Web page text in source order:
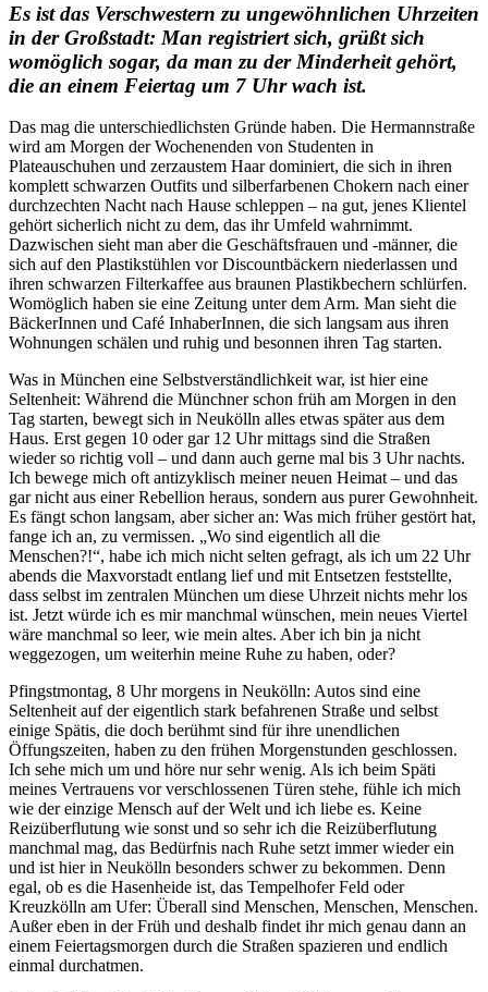
Es ist das Verschwestern zu ungewöhnlichen Uhrzeiten
in der Großstadt: Man registriert sich, grüßt sich
womöglich sogar, da man zu der Minderheit gehört,
die an einem Feiertag um 7 Uhr wach ist.
Das mag die unterschiedlichsten Gründe haben. Die Hermannstraße
wird am Morgen der Wochenenden von Studenten in
Plateauschuhen und zerzaustem Haar dominiert, die sich in ihren
komplett schwarzen Outfits und silberfarbenen Chokern nach einer
durchzechten Nacht nach Hause schleppen – na gut, jenes Klientel
gehört sicherlich nicht zu dem, das ihr Umfeld wahrnimmt.
Dazwischen sieht man aber die Geschäftsfrauen und -männer, die
sich auf den Plastikstühlen vor Discountbäckern niederlassen und
ihren schwarzen Filterkaffee aus braunen Plastikbechern schlürfen.
Womöglich haben sie eine Zeitung unter dem Arm. Man sieht die
BäckerInnen und Café InhaberInnen, die sich langsam aus ihren
Wohnungen schälen und ruhig und besonnen ihren Tag starten.
Was in München eine Selbstverständlichkeit war, ist hier eine
Seltenheit: Während die Münchner schon früh am Morgen in den
Tag starten, bewegt sich in Neukölln alles etwas später aus dem
Haus. Erst gegen 10 oder gar 12 Uhr mittags sind die Straßen
wieder so richtig voll – und dann auch gerne mal bis 3 Uhr nachts.
Ich bewege mich oft antizyklisch meiner neuen Heimat – und das
gar nicht aus einer Rebellion heraus, sondern aus purer Gewohnheit.
Es fängt schon langsam, aber sicher an: Was mich früher gestört hat,
fange ich an, zu vermissen. „Wo sind eigentlich all die
Menschen?!“, habe ich mich nicht selten gefragt, als ich um 22 Uhr
abends die Maxvorstadt entlang lief und mit Entsetzen feststellte,
dass selbst im zentralen München um diese Uhrzeit nichts mehr los
ist. Jetzt würde ich es mir manchmal wünschen, mein neues Viertel
wäre manchmal so leer, wie mein altes. Aber ich bin ja nicht
weggezogen, um weiterhin meine Ruhe zu haben, oder?
Pfingstmontag, 8 Uhr morgens in Neukölln: Autos sind eine
Seltenheit auf der eigentlich stark befahrenen Straße und selbst
einige Spätis, die doch berühmt sind für ihre unendlichen
Öffungszeiten, haben zu den frühen Morgenstunden geschlossen.
Ich sehe mich um und höre nur sehr wenig. Als ich beim Späti
meines Vertrauens vor verschlossenen Türen stehe, fühle ich mich
wie der einzige Mensch auf der Welt und ich liebe es. Keine
Reizüberflutung wie sonst und so sehr ich die Reizüberflutung
manchmal mag, das Bedürfnis nach Ruhe setzt immer wieder ein
und ist hier in Neukölln besonders schwer zu bekommen. Denn
egal, ob es die Hasenheide ist, das Tempelhofer Feld oder
Kreuzkölln am Ufer: Überall sind Menschen, Menschen, Menschen.
Außer eben in der Früh und deshalb findet ihr mich genau dann an
einem Feiertagsmorgen durch die Straßen spazieren und endlich
einmal durchatmen.